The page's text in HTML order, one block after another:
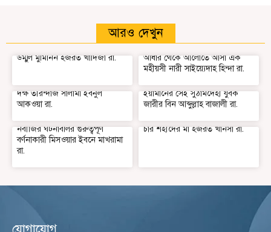
আরও দেখুন
উম্মুল মুমিনিন হজরত খাদিজা রা.
আঁধার থেকে আলোতে আসা এক
মহীয়সী নারী সাইয়্যেদাহ হিন্দা রা.
দক্ষ তীরন্দাজ সালামা ইবনুল
আকওয়া রা.
ইয়ামানের সেই সুঠামদেহী যুবক
জারীর বিন আব্দুল্লাহ বাজালী রা.
নবীজির ঘটনাবলির গুরুত্বপূর্ণ
বর্ণনাকারী মিসওয়ার ইবনে মাখরামা
রা.
চার শহীদের মা হজরত খানসা রা.